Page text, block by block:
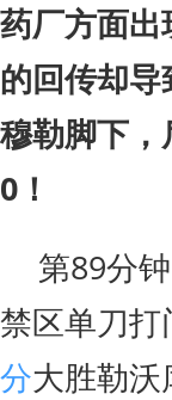
药厂方面出
的回传却
穆勒脚下
0！
第89分
禁区单刀
分大胜勒沃